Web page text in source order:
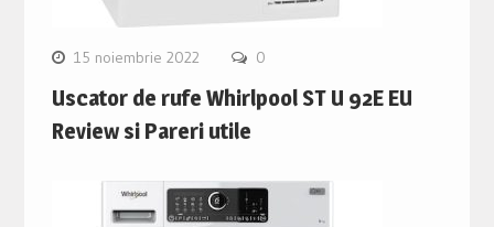
15 noiembrie 2022 0
Uscator de rufe Whirlpool ST U 92E EU
Review si Pareri utile